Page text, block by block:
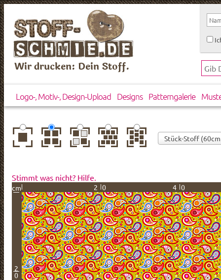
Wir drucken: Dein Stoff.
Logo-, Motiv-, Design-Upload Designs Patterngalerie
zentriert
einfach
wiederholt
gespiegelthorizontal
versetzt
vertikal
versetzt
Stimmt was nicht? Hilfe.
cm 20 40
2
0